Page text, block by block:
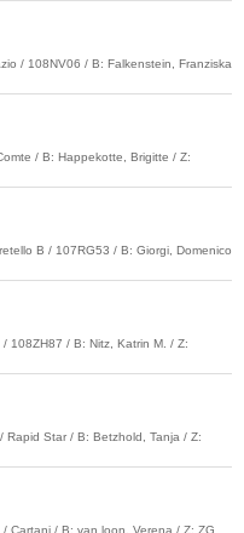
/ 108NV06 / B: Falkenstein, Franziska
/ B: Happekotte, Brigitte / Z:
B / 107RG53 / B: Giorgi, Domenico
108ZH87 / B: Nitz, Katrin M. / Z:
Star / B: Betzhold, Tanja / Z:
Cartani / B: van loon, Verena / Z: ZG